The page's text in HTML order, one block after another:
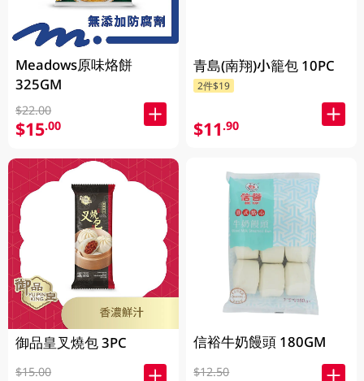
Meadows原味烙餅
325GM
$22.00
$15.00
御品皇叉燒包 3PC
$15.00
青島(南翔)小籠包 10PC
2件$19
$11.90
信裕牛奶饅頭 180GM
$12.50